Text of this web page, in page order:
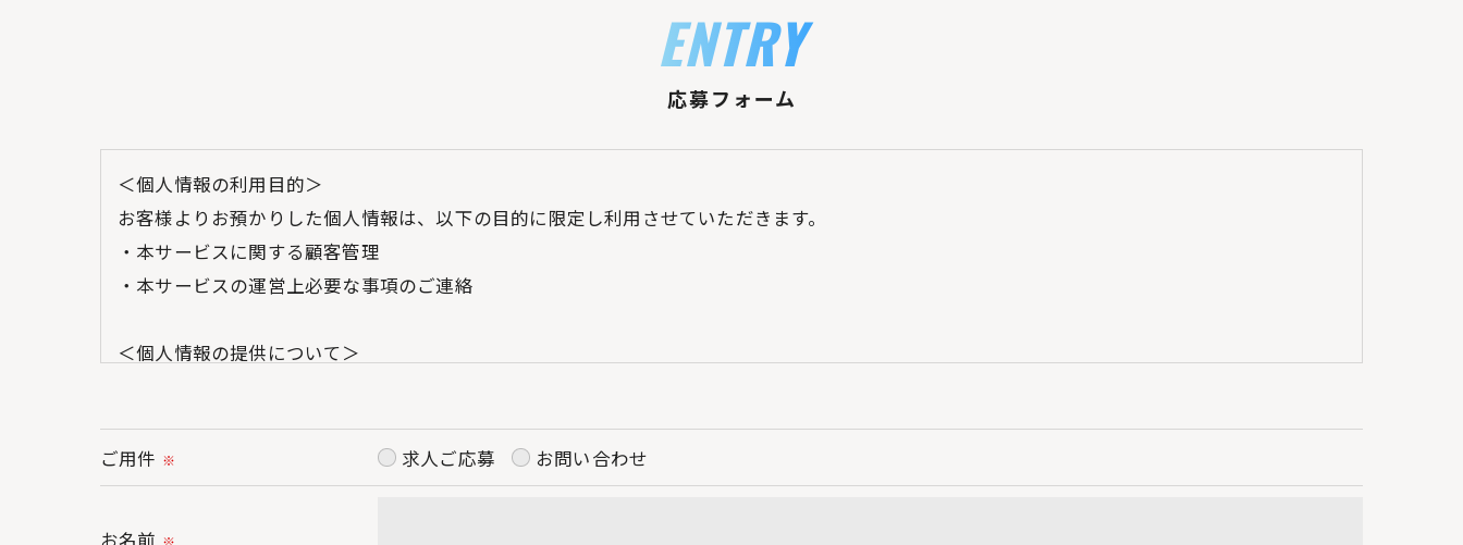
応募フォーム
ENTRY
＜個人情報の利用目的＞
お客様よりお預かりした個人情報は、以下の目的に限定し利用させていただきます。
・本サービスに関する顧客管理
・本サービスの運営上必要な事項のご連絡
＜個人情報の提供について＞
＜個人情報の委託について＞
ご用件 ※ 求人ご応募 お問い合わせ
お名前 ※
お問い合わせはこちら